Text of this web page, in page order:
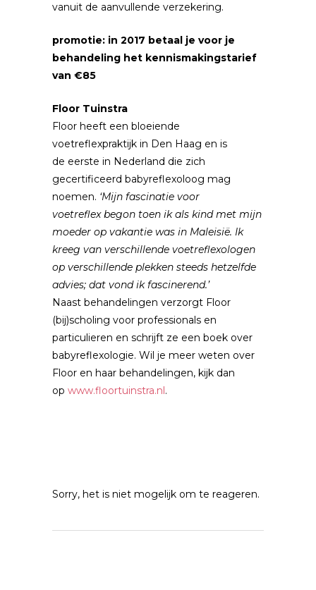
vanuit de aanvullende verzekering.
promotie: in 2017 betaal je voor je
behandeling het kennismakingstarief
van €85
Floor Tuinstra
Floor heeft een bloeiende
voetreflexpraktijk in Den Haag en is
de eerste in Nederland die zich
gecertificeerd babyreflexoloog mag
noemen. ‘Mijn fascinatie voor
voetreflex begon toen ik als kind met mijn
moeder op vakantie was in Maleisië. Ik
kreeg van verschillende voetreflexologen
op verschillende plekken steeds hetzelfde
advies; dat vond ik fascinerend.’
Naast behandelingen verzorgt Floor
(bij)scholing voor professionals en
particulieren en schrijft ze een boek over
babyreflexologie. Wil je meer weten over
Floor en haar behandelingen, kijk dan
op www.floortuinstra.nl.
Sorry, het is niet mogelijk om te reageren.